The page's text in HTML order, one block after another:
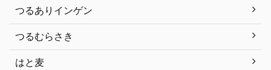
つるありインゲン
つるむらさき
はと麦